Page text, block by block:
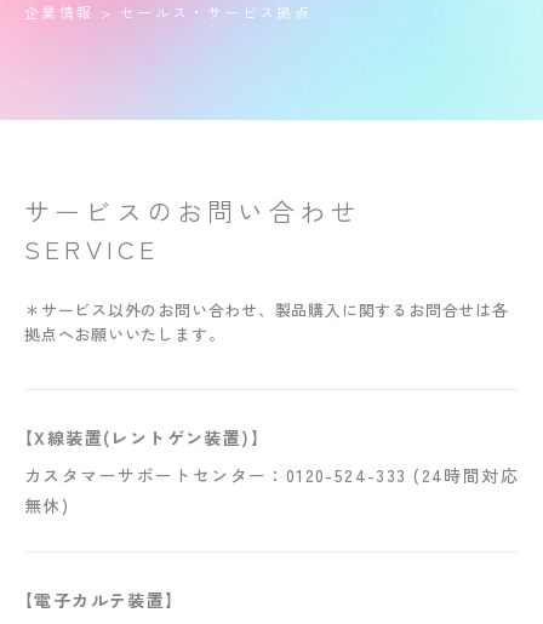
企業情報 > セールス・サービス拠点
サービスのお問い合わせ
SERVICE
＊サービス以外のお問い合わせ、製品購入に関するお問合せは各
拠点へお願いいたします。
【X線装置(レントゲン装置)】
カスタマーサポートセンター：0120-524-333 (24時間対応
無休)
【電子カルテ装置】